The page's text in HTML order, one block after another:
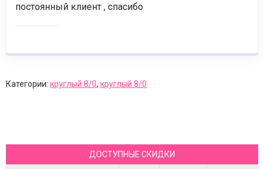
постоянный клиент , спасибо
Категории: круглый 8/0, круглый 8/0
ДОСТУПНЫЕ СКИДКИ